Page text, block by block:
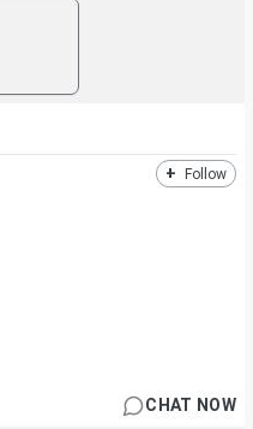
+ Follow
CHAT NOW